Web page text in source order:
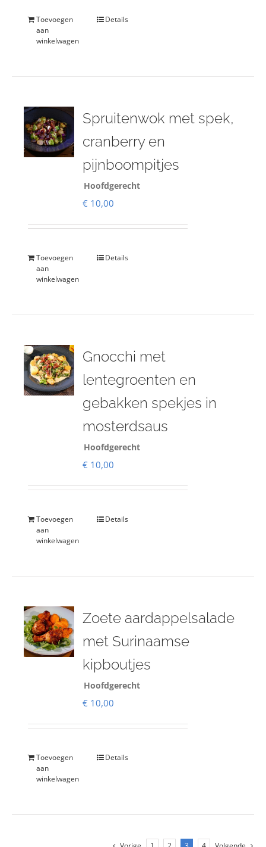
Toevoegen
aan
winkelwagen
Details
Spruitenwok met spek,
cranberry en
pijnboompitjes
Hoofdgerecht
€ 10,00
Toevoegen
aan
winkelwagen
Details
Gnocchi met
lentegroenten en
gebakken spekjes in
mosterdsaus
Hoofdgerecht
€ 10,00
Toevoegen
aan
winkelwagen
Details
Zoete aardappelsalade
met Surinaamse
kipboutjes
Hoofdgerecht
€ 10,00
Toevoegen
aan
winkelwagen
Details